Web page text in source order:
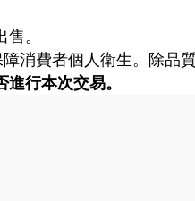
。
費者個人衛生。除品
行本次交易。